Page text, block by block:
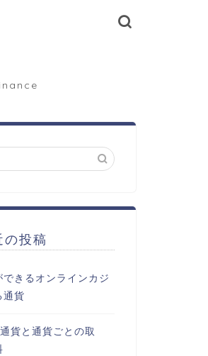
の投稿
きるオンラインカジ
通貨
貨と通貨ごとの取